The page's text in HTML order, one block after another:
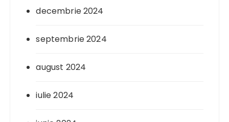
decembrie 2024
septembrie 2024
august 2024
iulie 2024